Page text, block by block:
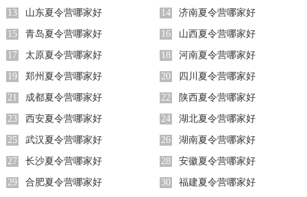
13 山东夏令营哪家好 14 济南夏令营哪家好
15 青岛夏令营哪家好 16 山西夏令营哪家好
17 太原夏令营哪家好 18 河南夏令营哪家好
19 郑州夏令营哪家好 20 四川夏令营哪家好
21 成都夏令营哪家好 22 陕西夏令营哪家好
23 西安夏令营哪家好 24 湖北夏令营哪家好
25 武汉夏令营哪家好 26 湖南夏令营哪家好
27 长沙夏令营哪家好 28 安徽夏令营哪家好
29 合肥夏令营哪家好 30 福建夏令营哪家好